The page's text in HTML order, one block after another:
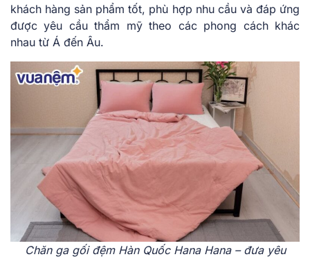
khách hàng sản phẩm tốt, phù hợp nhu cầu và đáp ứng
được yêu cầu thẩm mỹ theo các phong cách khác
nhau từ Á đến Âu.
Chăn ga gối đệm Hàn Quốc Hana Hana – đưa yêu